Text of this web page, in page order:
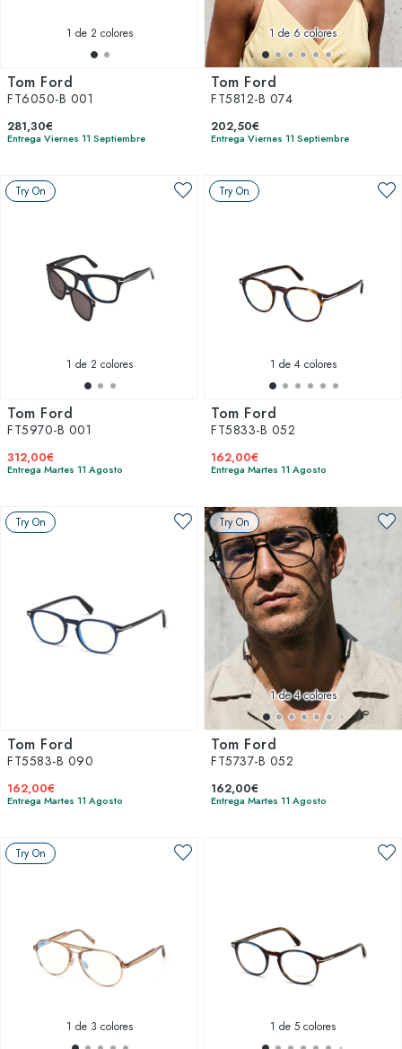
1 de 2 colores
Tom Ford
FT6050-B 001
281,30€
Entrega Viernes 11 Septiembre
1de 6 colores
Tom Ford
FT5812-B 074
202,50€
Entrega Viernes 11 Septiembre
Try On
1 de 2 colores
Tom Ford
FT5970-B 001
312,00€
Entrega Martes 11 Agosto
Try On
1 de 4 colores
Tom Ford
FT5833-B 052
162,00€
Entrega Martes 11 Agosto
Try On
Tom Ford
FT5583-B 090
162,00€
Entrega Martes 11 Agosto
Try On
1de 4 colores
Tom Ford
FT5737-B 052
162,00€
Entrega Martes 11 Agosto
Try On
1 de 3 colores 1 de 5 colores